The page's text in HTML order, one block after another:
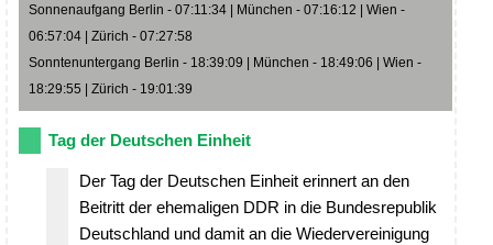
Sonnenaufgang Berlin - 07:11:34 | München - 07:16:12 | Wien -
06:57:04 | Zürich - 07:27:58
Sonntenuntergang Berlin - 18:39:09 | München - 18:49:06 | Wien -
18:29:55 | Zürich - 19:01:39
Tag der Deutschen Einheit
Der Tag der Deutschen Einheit erinnert an den
Beitritt der ehemaligen DDR in die Bundesrepublik
Deutschland und damit an die Wiedervereinigung